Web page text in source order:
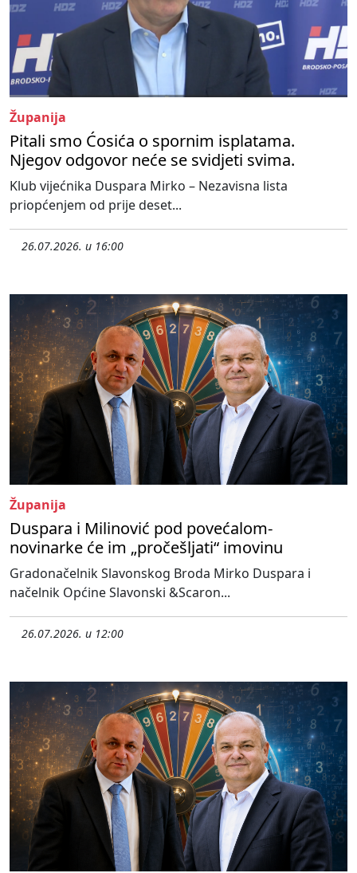
Županija
Pitali smo Ćosića o spornim isplatama.
Njegov odgovor neće se svidjeti svima.
Klub vijećnika Duspara Mirko – Nezavisna lista
priopćenjem od prije deset...
26.07.2026. u 16:00
Županija
Duspara i Milinović pod povećalom-
novinarke će im „pročešljati“ imovinu
Gradonačelnik Slavonskog Broda Mirko Duspara i
načelnik Općine Slavonski &Scaron...
26.07.2026. u 12:00